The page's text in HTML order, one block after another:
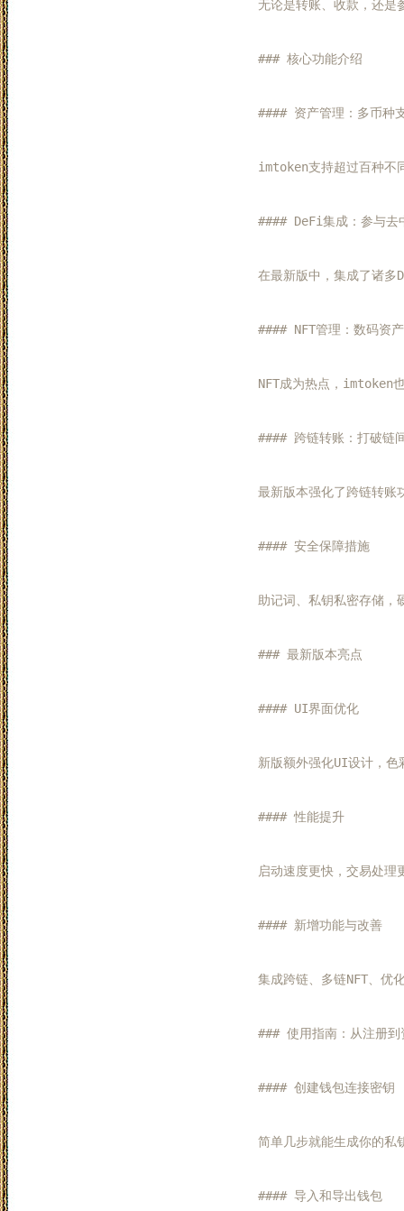
无论是转账、收款，还是
### 核心功能介绍
#### 资产管理：多币种
imtoken支持超过百种不
#### DeFi集成：参与去
在最新版中，集成了诸多
#### NFT管理：数码资
NFT成为热点，imtoken
#### 跨链转账：打破链
最新版本强化了跨链转账
#### 安全保障措施
助记词、私钥私密存储，
### 最新版本亮点
#### UI界面优化
新版额外强化UI设计，色
#### 性能提升
启动速度更快，交易处理
#### 新增功能与改善
集成跨链、多链NFT、优
### 使用指南：从注册到
#### 创建钱包连接密钥
简单几步就能生成你的私
#### 导入和导出钱包